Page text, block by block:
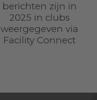
berichten zijn in
2025 in clubs
weergegeven via
Facility Connect